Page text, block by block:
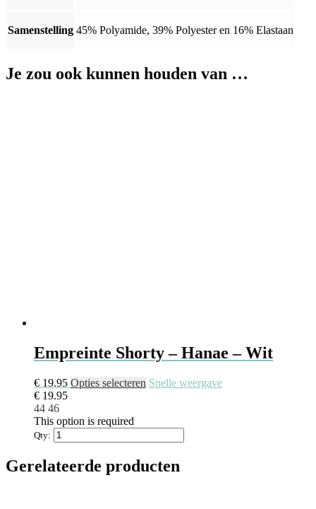
Samenstelling 45% Polyamide, 39% Polyester en 16% Elastaan
Je zou ook kunnen houden van …
Empreinte Shorty – Hanae – Wit
€ 19.95 Opties selecteren Snelle weergave
€ 19.95
44 46
This option is required
Qty:
Gerelateerde producten